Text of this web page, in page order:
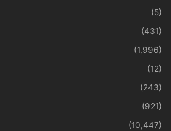
(5)
(431)
(1,996)
(12)
(243)
(921)
(10,447)